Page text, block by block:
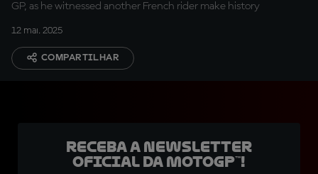
GP, as he witnessed another French rider make history
12 mai. 2025
COMPARTILHAR
Receba a newsletter
oficial da MotoGP™!